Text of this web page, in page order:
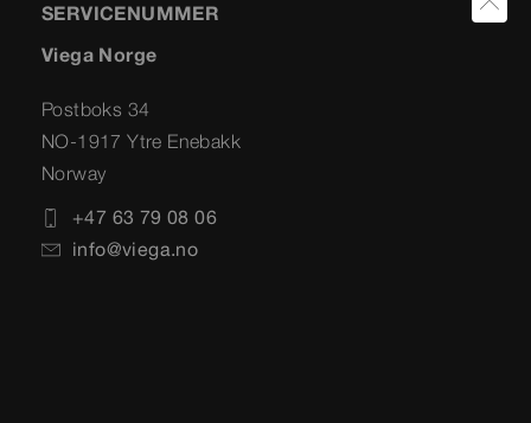
SERVICENUMMER
Viega Norge
Postboks 34
NO-1917 Ytre Enebakk
Norway
+47 63 79 08 06
info@viega.no